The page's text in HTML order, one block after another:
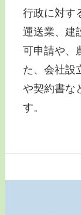
行政に対す
運送業、建
可申請や、
た、会社設
や契約書な
す。